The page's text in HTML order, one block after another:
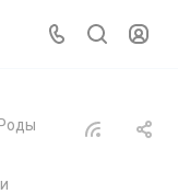
Роды